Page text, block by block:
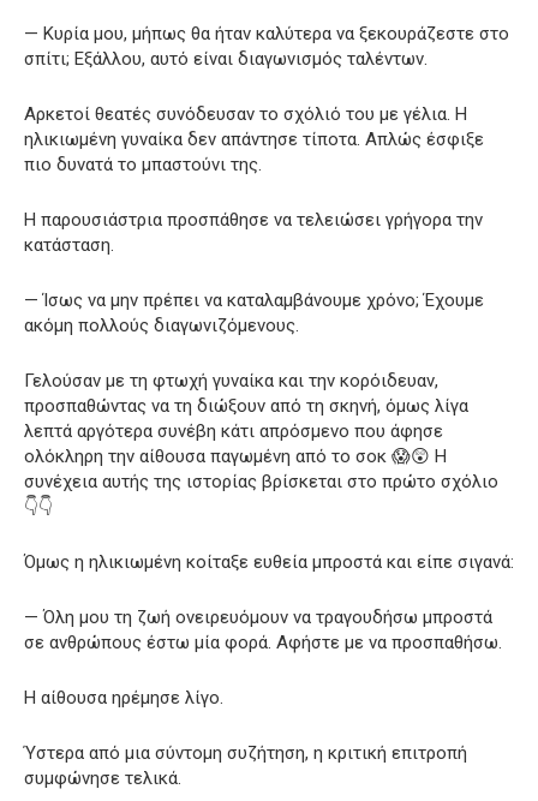
— Κυρία μου, μήπως θα ήταν καλύτερα να ξεκουράζεστε στο
σπίτι; Εξάλλου, αυτό είναι διαγωνισμός ταλέντων.
Αρκετοί θεατές συνόδευσαν το σχόλιό του με γέλια. Η
ηλικιωμένη γυναίκα δεν απάντησε τίποτα. Απλώς έσφιξε
πιο δυνατά το μπαστούνι της.
Η παρουσιάστρια προσπάθησε να τελειώσει γρήγορα την
κατάσταση.
— Ίσως να μην πρέπει να καταλαμβάνουμε χρόνο; Έχουμε
ακόμη πολλούς διαγωνιζόμενους.
Γελούσαν με τη φτωχή γυναίκα και την κορόιδευαν,
προσπαθώντας να τη διώξουν από τη σκηνή, όμως λίγα
λεπτά αργότερα συνέβη κάτι απρόσμενο που άφησε
ολόκληρη την αίθουσα παγωμένη από το σοκ 😱😲 Η
συνέχεια αυτής της ιστορίας βρίσκεται στο πρώτο σχόλιο
👇👇
Όμως η ηλικιωμένη κοίταξε ευθεία μπροστά και είπε σιγανά:
— Όλη μου τη ζωή ονειρευόμουν να τραγουδήσω μπροστά
σε ανθρώπους έστω μία φορά. Αφήστε με να προσπαθήσω.
Η αίθουσα ηρέμησε λίγο.
Ύστερα από μια σύντομη συζήτηση, η κριτική επιτροπή
συμφώνησε τελικά.